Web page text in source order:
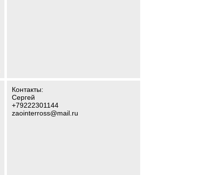
Контакты:
Сергей
+79222301144
zaointerross@mail.ru